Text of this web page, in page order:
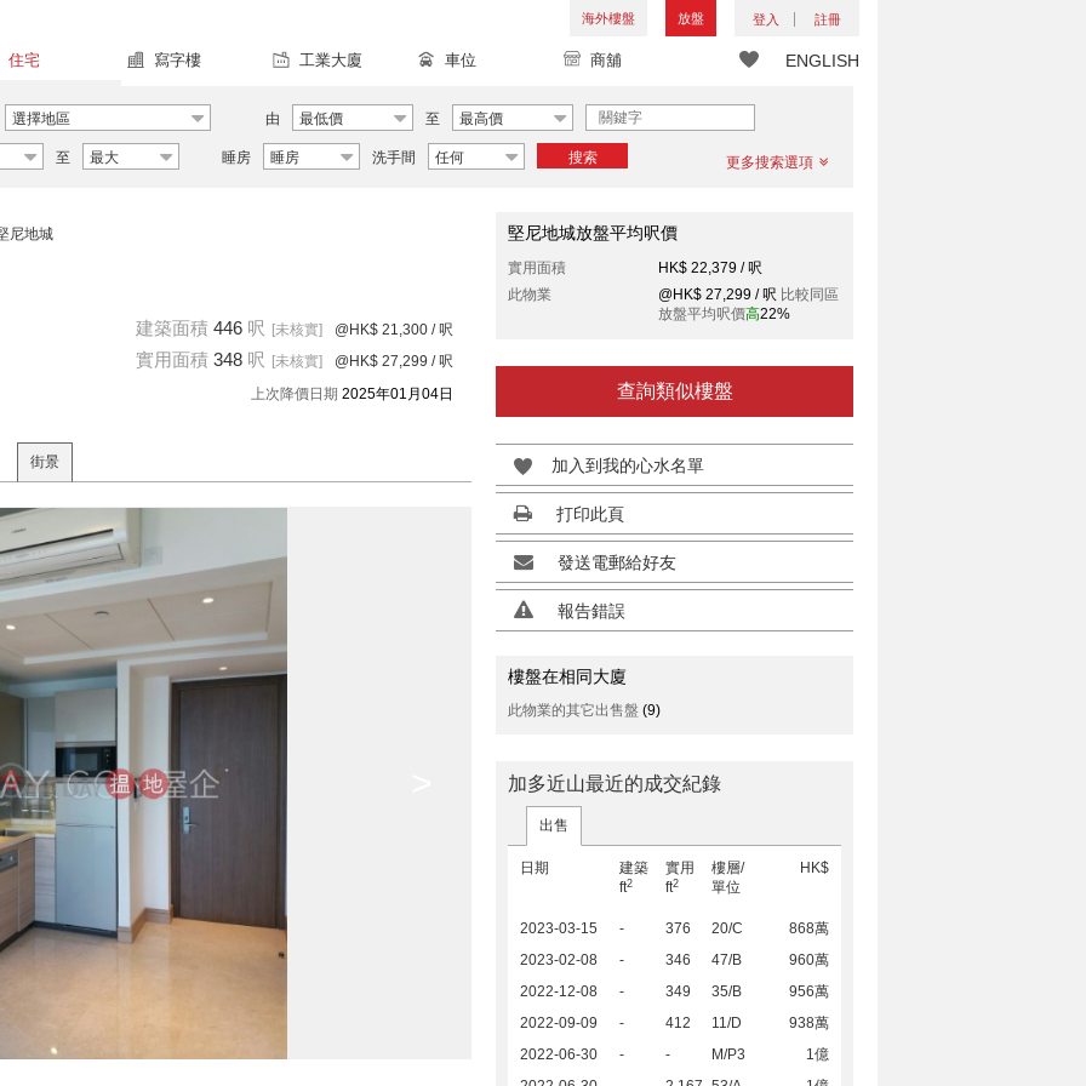
海外樓盤 放盤 登入 註冊
ENGLISH
住宅 寫字樓 工業大廈 車位 商舖
選擇地區 由 最低價 至 最高價
至 最大 睡房 睡房 洗手間 任何 搜索 更多搜索選項
尼地城
建築面積 446 呎 [未核實] @HK$ 21,300 / 呎
實用面積 348 呎 [未核實] @HK$ 27,299 / 呎
上次降價日期 2025年01月04日
街景
堅尼地城放盤平均呎價
實用面積
HK$ 22,379 / 呎
此物業
@HK$ 27,299 / 呎 比較同區
放盤平均呎價高22%
查詢類似樓盤
加入到我的心水名單
打印此頁
發送電郵給好友
報告錯誤
樓盤在相同大廈
此物業的其它出售盤 (9)
加多近山最近的成交紀錄
出售
日期
建築
ft2
實用
ft2
樓層/
單位
HK$
2023-03-15 - 376 20/C
868萬
2023-02-08
- 346 47/B
960萬
2022-12-08
- 349 35/B
956萬
2022-09-09
- 412 11/D
938萬
2022-06-30
- - M/P3
1億